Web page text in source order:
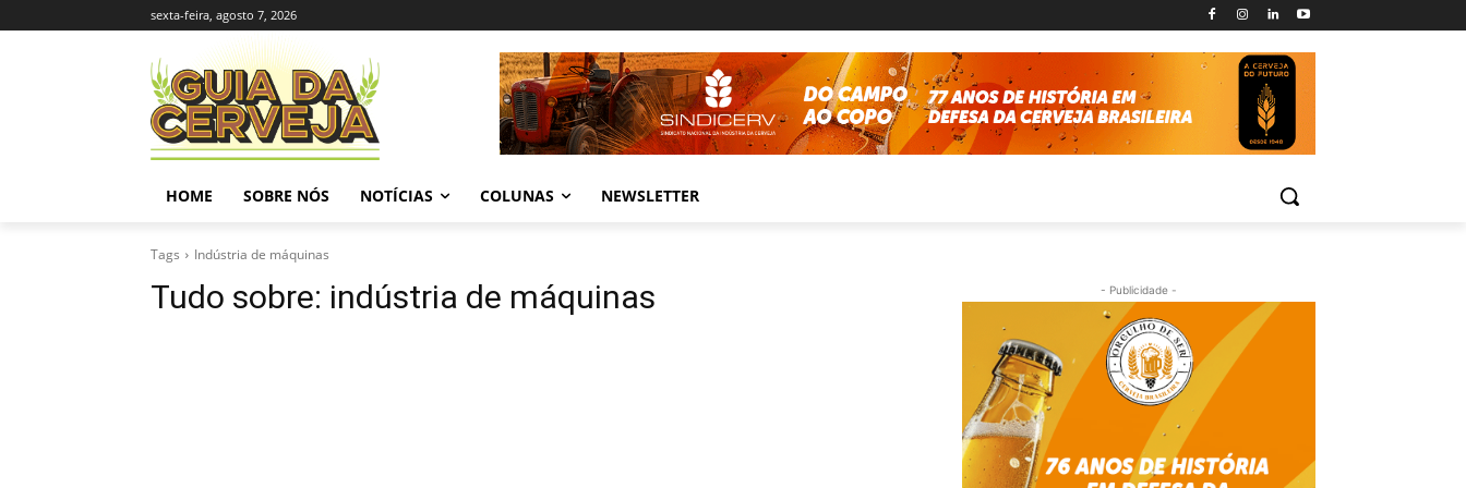
sexta-feira, agosto 7, 2026
HOME SOBRE NÓS NOTÍCIAS COLUNAS NEWSLETTER
Tags Indústria de máquinas
Tudo sobre: indústria de máquinas - Publicidade -